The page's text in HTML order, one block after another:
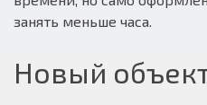
занять меньше часа.
Новый